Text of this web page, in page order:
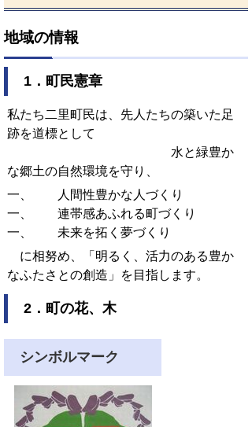
地域の情報
1．町民憲章
私たち二里町民は、先人たちの築いた足
跡を道標として
水と緑豊か
な郷土の自然環境を守り、
一、 人間性豊かな人づくり
一、 連帯感あふれる町づくり
一、 未来を拓く夢づくり
に相努め、「明るく、活力のある豊か
なふたさとの創造」を目指します。
2．町の花、木
シンボルマーク